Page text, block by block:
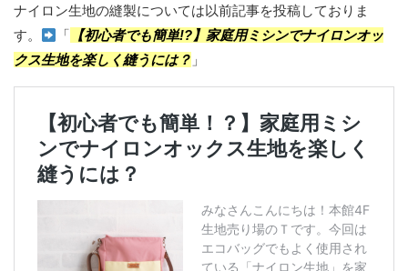
ナイロン生地の縫製については以前記事を投稿しておりま
す。
「 【初心者でも簡単!?】家庭用ミシンでナイロンオッ
クス生地を楽しく縫うには？ 」